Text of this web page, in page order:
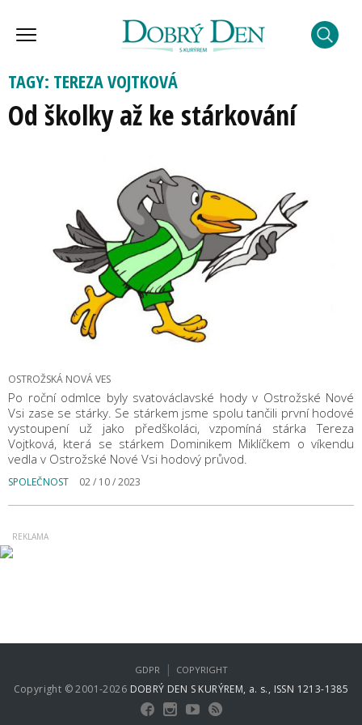
TAGY: TEREZA VOJTKOVÁ
Od školky až ke stárkování
OSTROŽSKÁ NOVÁ VES
Po roční odmlce byly svatováclavské hody v Ostrožské Nové
Vsi zase se stárky. Se stárkem jsme spolu tančili první hodové
vystoupení už jako předškoláci, vzpomíná stárka Tereza
Vojtková, která se stárkem Dominikem Miklíčkem o víkendu
vedla v Ostrožské Nové Vsi hodový průvod.
SPOLEČNOST 02 / 10 / 2023
Copyright © 2001-2026 DOBRÝ DEN S KURÝREM, a. s., ISSN 1213-1385
GDPR | COPYRIGHT